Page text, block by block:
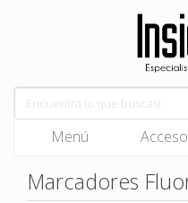
Menú Acceso
Marcadores